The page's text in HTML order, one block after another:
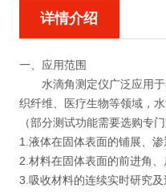
详情介绍
一、应用范围
水滴角测定仪广泛应用
织纤维、医疗生物等领域，
（部分测试功能需要选购专门
1.液体在固体表面的铺展、
2.材料在固体表面的前进角
3.吸收材料的连续实时研究